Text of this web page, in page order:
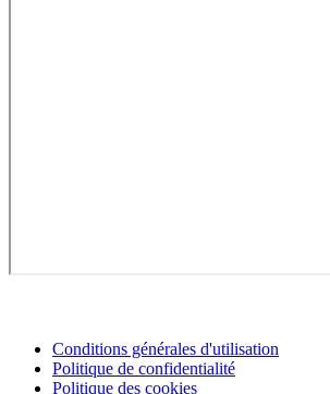
Conditions générales d'utilisation
Politique de confidentialité
Politique des cookies